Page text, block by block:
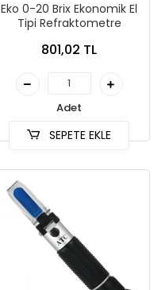
Eko 0-20 Brix Ekonomik El
Tipi Refraktometre
801,02 TL
Adet
SEPETE EKLE